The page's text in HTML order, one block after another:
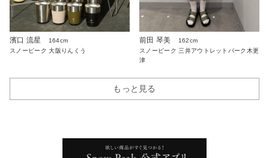
濱口 流星
164cm
スノーピーク 大阪りんくう
前田 琴美
162cm
スノーピーク 三井アウトレットパーク木更
津
もっと見る